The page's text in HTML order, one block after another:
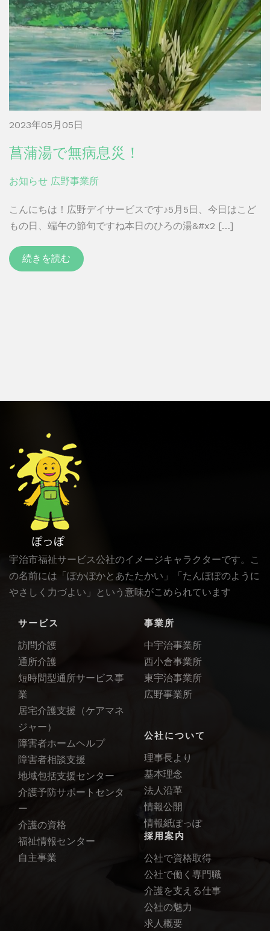
2023年05月05日
菖蒲湯で無病息災！
お知らせ 広野事業所
こんにちは！広野デイサービスです♪5月5日、今日はこど
もの日、端午の節句ですね本日のひろの湯&#x2 […]
続きを読む
宇治市福祉サービス公社のイメージキャラクターです。こ
の名前には「ぽかぽかとあたたかい」「たんぽぽのように
やさしく力づよい」という意味がこめられています
サービス
訪問介護
通所介護
短時間型通所サービス事
業
居宅介護支援（ケアマネ
ジャー）
障害者ホームヘルプ
障害者相談支援
地域包括支援センター
介護予防サポートセンタ
ー
介護の資格
福祉情報センター
自主事業
事業所
中宇治事業所
西小倉事業所
東宇治事業所
広野事業所
公社について
理事長より
基本理念
法人沿革
情報公開
情報紙ぽっぽ
採用案内
公社で資格取得
公社で働く専門職
介護を支える仕事
公社の魅力
求人概要